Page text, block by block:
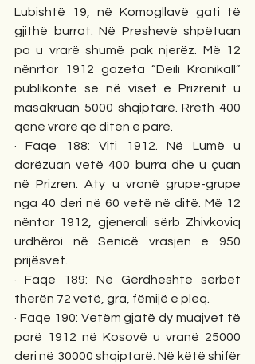
Lubishtë 19, në Komogllavë gati të
gjithë burrat. Në Preshevë shpëtuan
pa u vrarë shumë pak njerëz. Më 12
nënrtor 1912 gazeta “Deili Kronikall”
publikonte se në viset e Prizrenit u
masakruan 5000 shqiptarë. Rreth 400
qenë vrarë që ditën e parë.
· Faqe 188: Viti 1912. Në Lumë u
dorëzuan vetë 400 burra dhe u çuan
në Prizren. Aty u vranë grupe-grupe
nga 40 deri në 60 vetë në ditë. Më 12
nëntor 1912, gjenerali sërb Zhivkoviq
urdhëroi në Senicë vrasjen e 950
prijësvet.
· Faqe 189: Në Gërdheshtë sërbët
therën 72 vetë, gra, fëmijë e pleq.
· Faqe 190: Vetëm gjatë dy muajvet të
parë 1912 në Kosovë u vranë 25000
deri në 30000 shqiptarë. Në këtë shifër